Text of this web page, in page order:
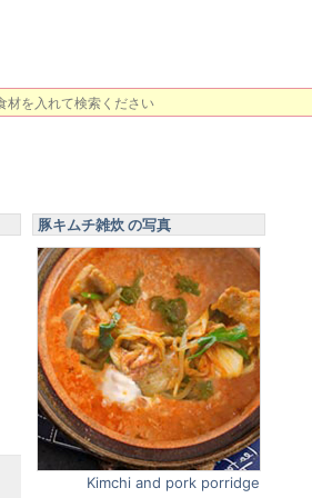
豚キムチ雑炊 の写真
Kimchi and pork porridge